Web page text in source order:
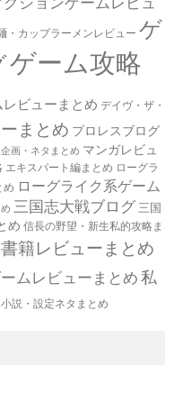
・カップラーメンレビュー ゲ
ゲーム攻略
ビューまとめ デイヴ・ザ・
まとめ プロレスブログ
画・ネタまとめ マンガレビュ
エキスパート編まとめ ローグラ
め ローグライク系ゲーム
三国志大戦ブログ 三国
め 信長の野望・新生私的攻略ま
書籍レビューまとめ
ムレビューまとめ 私
説・設定ネタまとめ